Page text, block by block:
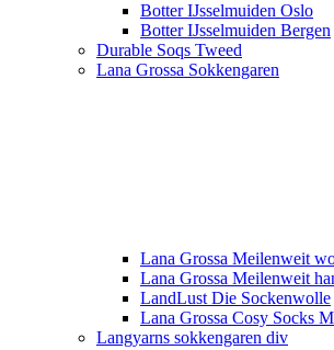
Botter IJsselmuiden Oslo
Botter IJsselmuiden Bergen
Durable Soqs Tweed
Lana Grossa Sokkengaren
Lana Grossa Meilenweit
Lana Grossa Meilenweit
LandLust Die Sockenwolle
Lana Grossa Cosy Socks
Langyarns sokkengaren div